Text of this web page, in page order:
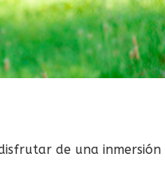
de una inmersión